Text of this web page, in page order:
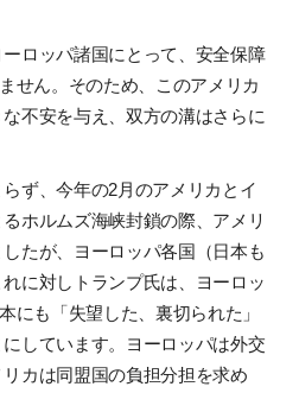
ロッパ諸国にとって、安全保障
せん。そのため、このアメリカ
不安を与え、双方の溝はさらに
ず、今年の2月のアメリカとイ
ホルムズ海峡封鎖の際、アメリ
たが、ヨーロッパ各国（日本も
に対しトランプ氏は、ヨーロッ
にも「失望した、裏切られた」
しています。ヨーロッパは外交
カは同盟国の負担分担を求め